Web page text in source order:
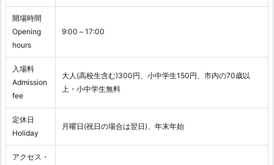
開場時間
Opening
hours
9:00～17:00
入場料
Admission
fee
大人(高校生含む)300円、小中学生150円、市内の70歳以
上・小中学生無料
定休日
Holiday
月曜日(祝日の場合は翌日)、年末年始
アクセス・